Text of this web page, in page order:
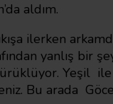
aldım.
ilerken
yanlış bir
Yeşil
Bu arada